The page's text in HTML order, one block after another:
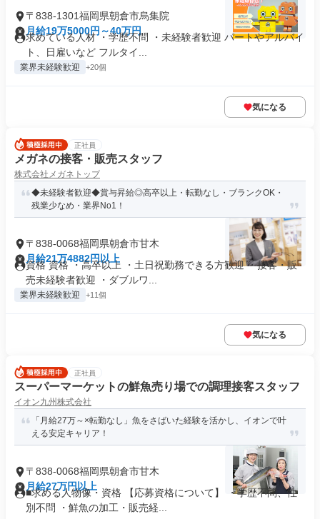
〒838-1301福岡県朝倉市烏集院
月給19万5000円～40万円
求めている人材 ・学歴不問 ・未経験者歓迎 パートやアルバイ
ト、日雇いなど フルタイ...
業界未経験歓迎 +20個
気になる
正社員
メガネの接客・販売スタッフ
株式会社メガネトップ
◆未経験者歓迎◆賞与昇給◎高卒以上・転勤なし・ブランクOK・
残業少なめ・業界No1！
〒838-0068福岡県朝倉市甘木
月給21万4882円以上
資格 資格 ・高卒以上 ・土日祝勤務できる方歓迎 ・接客・販
売未経験者歓迎 ・ダブルワ...
業界未経験歓迎 +11個
気になる
正社員
スーパーマーケットの鮮魚売り場での調理接客スタッフ
イオン九州株式会社
「月給27万～×転勤なし」魚をさばいた経験を活かし、イオンで叶
える安定キャリア！
〒838-0068福岡県朝倉市甘木
月給27万円以上
■求める人物像・資格 【応募資格について】 ・学歴不問、性
別不問 ・鮮魚の加工・販売経...